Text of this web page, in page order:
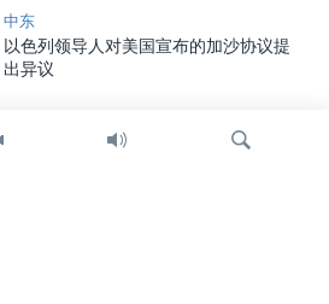
中东
以色列领导人对美国宣布的加沙协议提
出异议